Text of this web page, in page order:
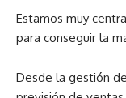
Estamos muy
para conseguir la
Desde la gestión